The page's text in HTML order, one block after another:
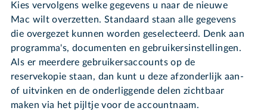
Kies vervolgens welke gegevens u naar de nieuwe
Mac wilt overzetten. Standaard staan alle gegevens
die overgezet kunnen worden geselecteerd. Denk aan
programma's, documenten en gebruikersinstellingen.
Als er meerdere gebruikersaccounts op de
reservekopie staan, dan kunt u deze afzonderlijk aan-
of uitvinken en de onderliggende delen zichtbaar
maken via het pijltje voor de accountnaam.